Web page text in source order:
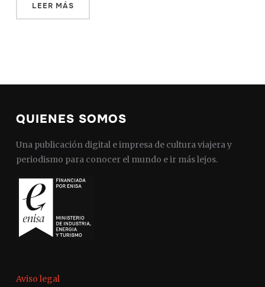
LEER MÁS
QUIENES SOMOS
Una publicación digital e impresa de cultura viajera y
periodismo para conocer el mundo e ir más lejos.
Aviso legal